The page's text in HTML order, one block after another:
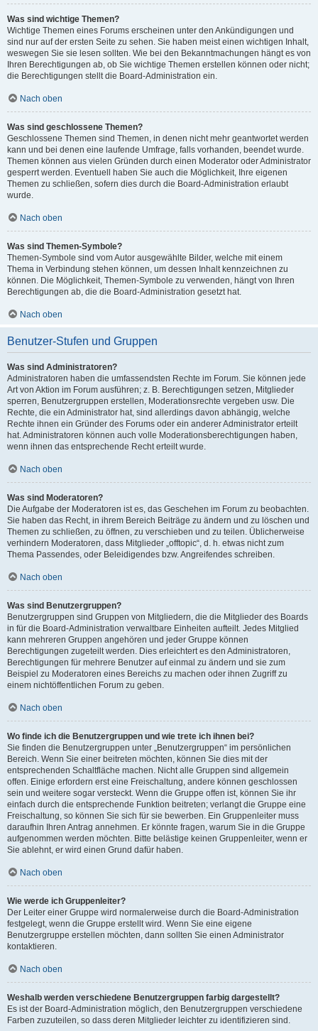
Was sind wichtige Themen?
Wichtige Themen eines Forums erscheinen unter den Ankündigungen und
sind nur auf der ersten Seite zu sehen. Sie haben meist einen wichtigen Inhalt,
weswegen Sie sie lesen sollten. Wie bei den Bekanntmachungen hängt es von
Ihren Berechtigungen ab, ob Sie wichtige Themen erstellen können oder nicht;
die Berechtigungen stellt die Board-Administration ein.
Nach oben
Was sind geschlossene Themen?
Geschlossene Themen sind Themen, in denen nicht mehr geantwortet werden
kann und bei denen eine laufende Umfrage, falls vorhanden, beendet wurde.
Themen können aus vielen Gründen durch einen Moderator oder Administrator
gesperrt werden. Eventuell haben Sie auch die Möglichkeit, Ihre eigenen
Themen zu schließen, sofern dies durch die Board-Administration erlaubt
wurde.
Nach oben
Was sind Themen-Symbole?
Themen-Symbole sind vom Autor ausgewählte Bilder, welche mit einem
Thema in Verbindung stehen können, um dessen Inhalt kennzeichnen zu
können. Die Möglichkeit, Themen-Symbole zu verwenden, hängt von Ihren
Berechtigungen ab, die die Board-Administration gesetzt hat.
Nach oben
Benutzer-Stufen und Gruppen
Was sind Administratoren?
Administratoren haben die umfassendsten Rechte im Forum. Sie können jede
Art von Aktion im Forum ausführen; z. B. Berechtigungen setzen, Mitglieder
sperren, Benutzergruppen erstellen, Moderationsrechte vergeben usw. Die
Rechte, die ein Administrator hat, sind allerdings davon abhängig, welche
Rechte ihnen ein Gründer des Forums oder ein anderer Administrator erteilt
hat. Administratoren können auch volle Moderationsberechtigungen haben,
wenn ihnen das entsprechende Recht erteilt wurde.
Nach oben
Was sind Moderatoren?
Die Aufgabe der Moderatoren ist es, das Geschehen im Forum zu beobachten.
Sie haben das Recht, in ihrem Bereich Beiträge zu ändern und zu löschen und
Themen zu schließen, zu öffnen, zu verschieben und zu teilen. Üblicherweise
verhindern Moderatoren, dass Mitglieder „offtopic“, d. h. etwas nicht zum
Thema Passendes, oder Beleidigendes bzw. Angreifendes schreiben.
Nach oben
Was sind Benutzergruppen?
Benutzergruppen sind Gruppen von Mitgliedern, die die Mitglieder des Boards
in für die Board-Administration verwaltbare Einheiten aufteilt. Jedes Mitglied
kann mehreren Gruppen angehören und jeder Gruppe können
Berechtigungen zugeteilt werden. Dies erleichtert es den Administratoren,
Berechtigungen für mehrere Benutzer auf einmal zu ändern und sie zum
Beispiel zu Moderatoren eines Bereichs zu machen oder ihnen Zugriff zu
einem nichtöffentlichen Forum zu geben.
Nach oben
Wo finde ich die Benutzergruppen und wie trete ich ihnen bei?
Sie finden die Benutzergruppen unter „Benutzergruppen“ im persönlichen
Bereich. Wenn Sie einer beitreten möchten, können Sie dies mit der
entsprechenden Schaltfläche machen. Nicht alle Gruppen sind allgemein
offen. Einige erfordern erst eine Freischaltung, andere können geschlossen
sein und weitere sogar versteckt. Wenn die Gruppe offen ist, können Sie ihr
einfach durch die entsprechende Funktion beitreten; verlangt die Gruppe eine
Freischaltung, so können Sie sich für sie bewerben. Ein Gruppenleiter muss
daraufhin Ihren Antrag annehmen. Er könnte fragen, warum Sie in die Gruppe
aufgenommen werden möchten. Bitte belästige keinen Gruppenleiter, wenn er
Sie ablehnt, er wird einen Grund dafür haben.
Nach oben
Wie werde ich Gruppenleiter?
Der Leiter einer Gruppe wird normalerweise durch die Board-Administration
festgelegt, wenn die Gruppe erstellt wird. Wenn Sie eine eigene
Benutzergruppe erstellen möchten, dann sollten Sie einen Administrator
kontaktieren.
Nach oben
Weshalb werden verschiedene Benutzergruppen farbig dargestellt?
Es ist der Board-Administration möglich, den Benutzergruppen verschiedene
Farben zuzuteilen, so dass deren Mitglieder leichter zu identifizieren sind.